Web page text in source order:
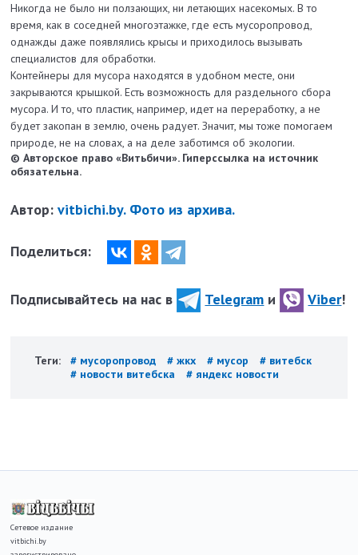
Никогда не было ни ползающих, ни летающих насекомых. В то
время, как в соседней многоэтажке, где есть мусоропровод,
однажды даже появлялись крысы и приходилось вызывать
специалистов для обработки.
Контейнеры для мусора находятся в удобном месте, они
закрываются крышкой. Есть возможность для раздельного сбора
мусора. И то, что пластик, например, идет на переработку, а не
будет закопан в землю, очень радует. Значит, мы тоже помогаем
природе, не на словах, а на деле заботимся об экологии.
© Авторское право «Витьбичи». Гиперссылка на источник
обязательна.
Автор:vitbichi.by. Фото из архива.
Поделиться:
Подписывайтесь на нас в Telegram и Viber!
Теги: # мусоропровод # жкх # мусор
# витебск
# новости витебска
# яндекс новости
Сетевое издание
vitbichi.by